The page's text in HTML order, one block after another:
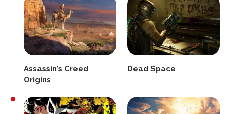
Assassin’s Creed
Origins
Dead Space